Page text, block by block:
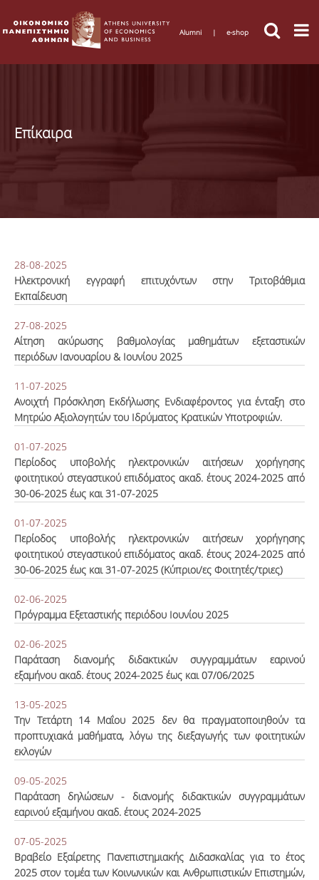
Alumni | e-shop
Επίκαιρα
28-08-2025
Ηλεκτρονική εγγραφή επιτυχόντων στην Τριτοβάθμια
Εκπαίδευση
27-08-2025
Αίτηση ακύρωσης βαθμολογίας μαθημάτων εξεταστικών
περιόδων Ιανουαρίου & Ιουνίου 2025
11-07-2025
Ανοιχτή Πρόσκληση Εκδήλωσης Ενδιαφέροντος για ένταξη στο
Μητρώο Αξιολογητών του Ιδρύματος Κρατικών Υποτροφιών.
01-07-2025
Περίοδος υποβολής ηλεκτρονικών αιτήσεων χορήγησης
φοιτητικού στεγαστικού επιδόματος ακαδ. έτους 2024-2025 από
30-06-2025 έως και 31-07-2025
01-07-2025
Περίοδος υποβολής ηλεκτρονικών αιτήσεων χορήγησης
φοιτητικού στεγαστικού επιδόματος ακαδ. έτους 2024-2025 από
30-06-2025 έως και 31-07-2025 (Κύπριοι/ες Φοιτητές/τριες)
02-06-2025
Πρόγραμμα Εξεταστικής περιόδου Ιουνίου 2025
02-06-2025
Παράταση διανομής διδακτικών συγγραμμάτων εαρινού
εξαμήνου ακαδ. έτους 2024-2025 έως και 07/06/2025
13-05-2025
Την Τετάρτη 14 Μαΐου 2025 δεν θα πραγματοποιηθούν τα
προπτυχιακά μαθήματα, λόγω της διεξαγωγής των φοιτητικών
εκλογών
09-05-2025
Παράταση δηλώσεων - διανομής διδακτικών συγγραμμάτων
εαρινού εξαμήνου ακαδ. έτους 2024-2025
07-05-2025
Βραβείο Εξαίρετης Πανεπιστημιακής Διδασκαλίας για το έτος
2025 στον τομέα των Κοινωνικών και Ανθρωπιστικών Επιστημών,